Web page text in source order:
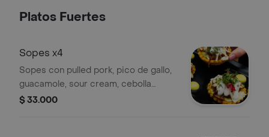
Platos Fuertes
Sopes x4
Sopes con pulled pork, pico de gallo,
guacamole, sour cream, cebolla
encurtida y queso, 4 porciones
$ 33.000